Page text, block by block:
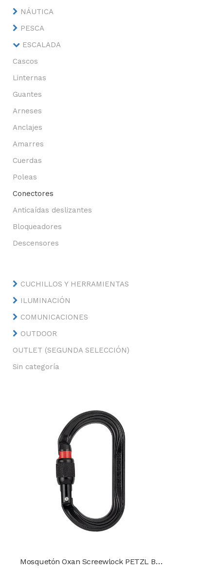
NÁUTICA
PESCA
ESCALADA
Cascos
Linternas
Guantes
Arneses
Anclajes
Amarres
Cuerdas
Poleas
Conectores
Anticaídas deslizantes
Bloqueadores
Descensores
CUCHILLOS Y HERRAMIENTAS
ILUMINACIÓN
COMUNICACIONES
OUTDOOR
OUTLET (SEGUNDA SELECCIÓN)
Sin categoría
Mosquetón Oxan Screewlock PETZL Black